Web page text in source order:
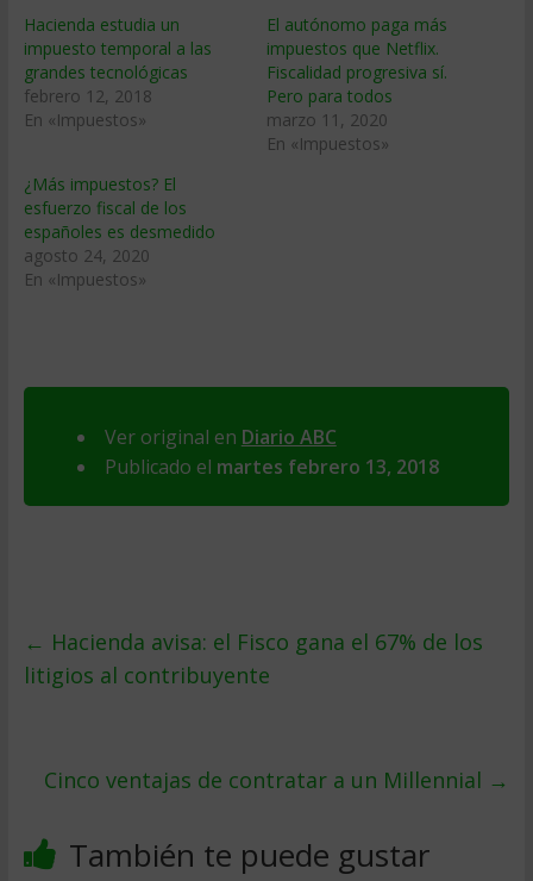
Hacienda estudia un
impuesto temporal a las
grandes tecnológicas
febrero 12, 2018
En «Impuestos»
El autónomo paga más
impuestos que Netflix.
Fiscalidad progresiva sí.
Pero para todos
marzo 11, 2020
En «Impuestos»
¿Más impuestos? El
esfuerzo fiscal de los
españoles es desmedido
agosto 24, 2020
En «Impuestos»
Ver original en Diario ABC
Publicado el martes febrero 13, 2018
← Hacienda avisa: el Fisco gana el 67% de los
litigios al contribuyente
Cinco ventajas de contratar a un Millennial →
También te puede gustar